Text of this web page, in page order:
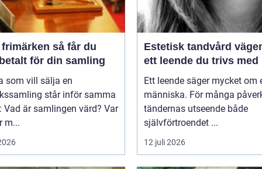
så får du
för din samling
som vill sälja en
står inför samma
Vad är samlingen värd? Var
m...
Estetisk tandvård vägen till
ett leende du trivs med
Ett leende säger mycket om
människa. För många
tändernas utseende både
självförtroendet ...
12 juli 2026